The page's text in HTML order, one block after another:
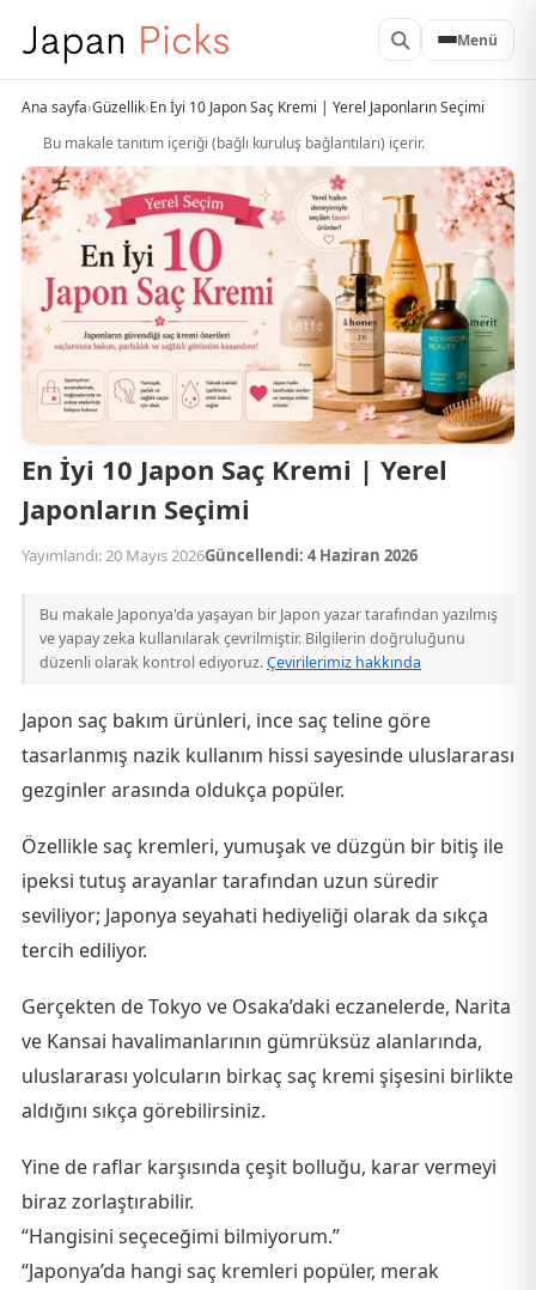
Menü
Ana sayfa›Güzellik›En İyi 10 Japon Saç Kremi | Yerel Japonların Seçimi
Bu makale tanıtım içeriği (bağlı kuruluş bağlantıları) içerir.
En İyi 10 Japon Saç Kremi | Yerel
Japonların Seçimi
Yayımlandı: 20 Mayıs 2026Güncellendi: 4 Haziran 2026
Bu makale Japonya'da yaşayan bir Japon yazar tarafından yazılmış
ve yapay zeka kullanılarak çevrilmiştir. Bilgilerin doğruluğunu
düzenli olarak kontrol ediyoruz.Çevirilerimiz hakkında
Japon saç bakım ürünleri, ince saç teline göre
tasarlanmış nazik kullanım hissi sayesinde uluslararası
gezginler arasında oldukça popüler.
Özellikle saç kremleri, yumuşak ve düzgün bir bitiş ile
ipeksi tutuş arayanlar tarafından uzun süredir
seviliyor; Japonya seyahati hediyeliği olarak da sıkça
tercih ediliyor.
Gerçekten de Tokyo ve Osaka’daki eczanelerde, Narita
ve Kansai havalimanlarının gümrüksüz alanlarında,
uluslararası yolcuların birkaç saç kremi şişesini birlikte
aldığını sıkça görebilirsiniz.
Yine de raflar karşısında çeşit bolluğu, karar vermeyi
biraz zorlaştırabilir.
“Hangisini seçeceğimi bilmiyorum.”
“Japonya’da hangi saç kremleri popüler, merak